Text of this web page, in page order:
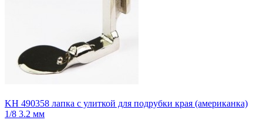
KH 490358 лапка с улиткой для подрубки края (американка)
1/8 3.2 мм